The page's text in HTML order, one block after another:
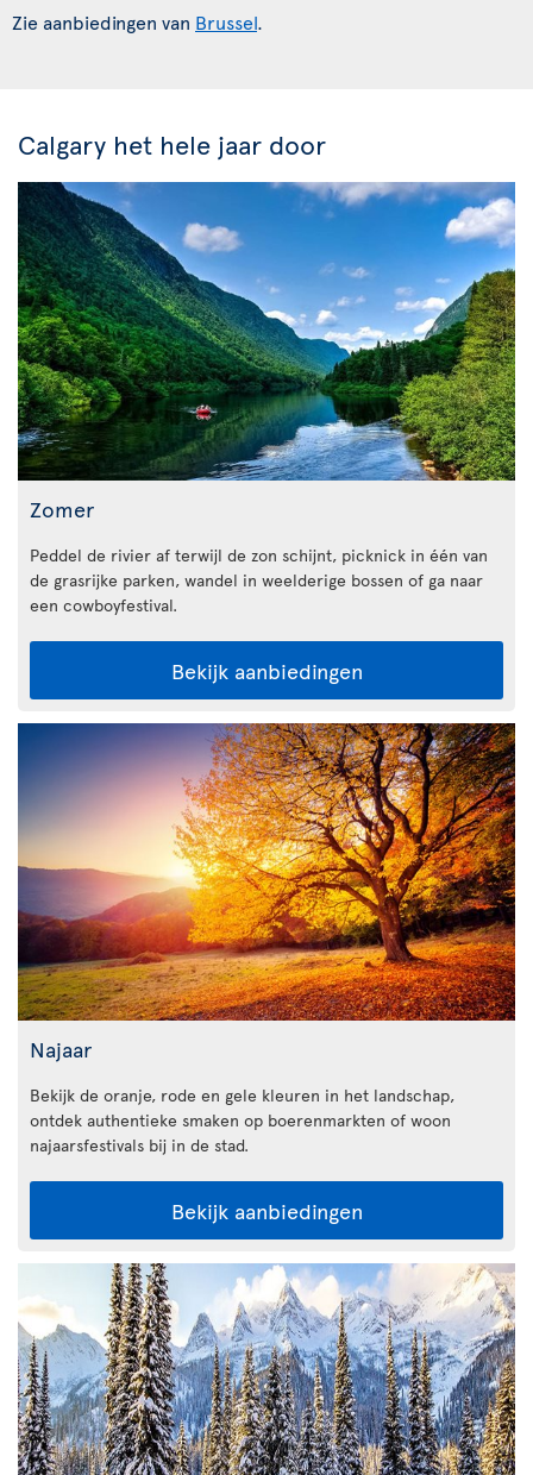
Zie aanbiedingen van Brussel.
Calgary het hele jaar door
Zomer
Peddel de rivier af terwijl de zon schijnt, picknick in één van
de grasrijke parken, wandel in weelderige bossen of ga naar
een cowboyfestival.
Bekijk aanbiedingen
Najaar
Bekijk de oranje, rode en gele kleuren in het landschap,
ontdek authentieke smaken op boerenmarkten of woon
najaarsfestivals bij in de stad.
Bekijk aanbiedingen